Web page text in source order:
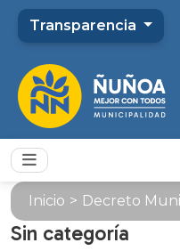
Transparencia
Inicio > Decreto
Sin categoría